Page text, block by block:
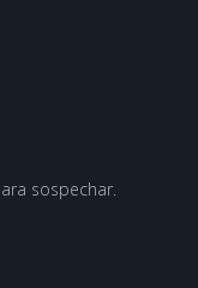
sospechar.